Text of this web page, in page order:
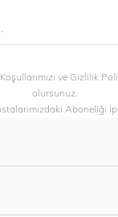
ve Gizlilik
olursunuz.
Aboneliği